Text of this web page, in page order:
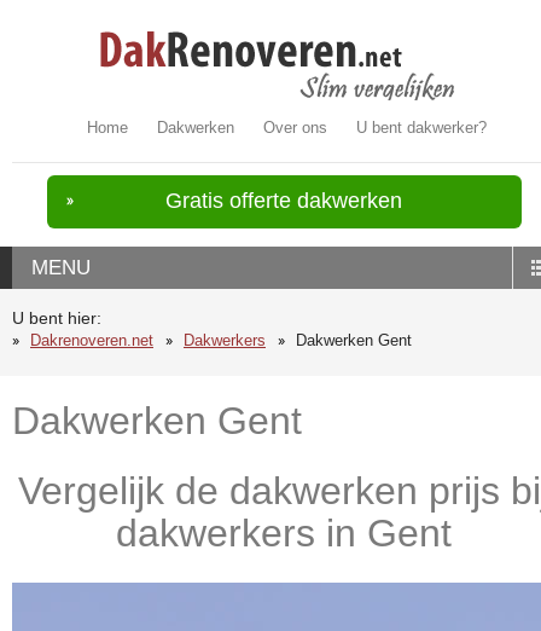
Home Dakwerken Over ons U bent dakwerker?
Gratis offerte dakwerken
MENU
U bent hier:
Dakrenoveren.net
Dakwerkers Dakwerken Gent
Dakwerken Gent
Vergelijk de dakwerken prijs
dakwerkers in Gent